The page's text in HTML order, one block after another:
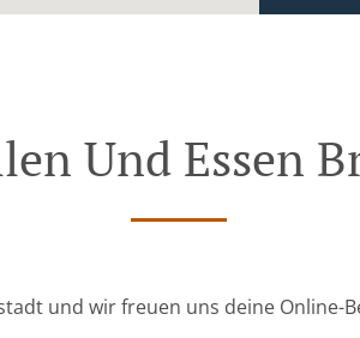
Und Essen
und wir freuen uns deine Online-